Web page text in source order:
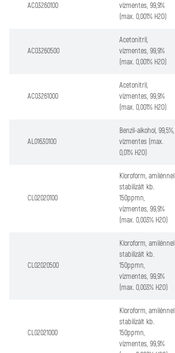
AC03260100
vízmentes, 99,9%
(max. 0,001% H2O)
AC03260500
Acetonitril,
vízmentes, 99,9%
(max. 0,001% H2O)
AC03261000
Acetonitril,
vízmentes, 99,9%
(max. 0,001% H2O)
AL01630100
Benzil-alkohol, 99,5%,
vízmentes (max.
0,01% H2O)
CL02020100
Kloroform, amilénnel
stabilizált kb.
150ppmn,
vízmentes, 99,9%
(max. 0,003% H2O)
CL02020500
Kloroform, amilénnel
stabilizált kb.
150ppmn,
vízmentes, 99,9%
(max. 0,003% H2O)
CL02021000
Kloroform, amilénnel
stabilizált kb.
150ppmn,
vízmentes, 99,9%